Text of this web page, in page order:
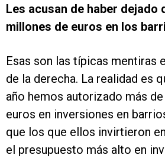
Les acusan de haber dejado
millones de euros en los
Esas son las típicas mentiras
de la derecha. La realidad es
año hemos autorizado más
euros en inversiones en
que los que ellos invirtieron
el presupuesto más alto en